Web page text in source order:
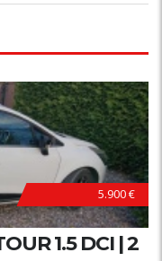
5.900 €
1.5 DCI | 2